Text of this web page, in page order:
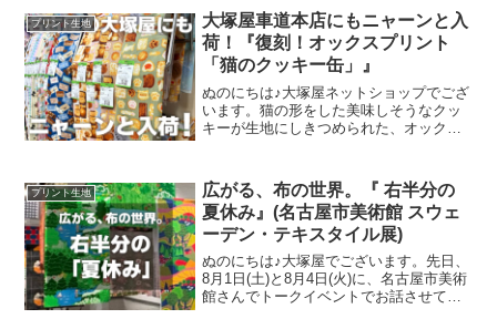
集ページよりご覧いただけます。＼
mingswi
プリント生地
大塚屋車道本店にもニャーンと入
荷！『復刻！オックスプリント
「猫のクッキー缶」』
ぬのにちは♪大塚屋ネットショップでござ
います。猫の形をした美味しそうなクッ
キーが生地にしきつめられた、オックス
した。ご予約をくださっていましたお客
様への発送が完了し、現
プリント生地
広がる、布の世界。『 右半分の
夏休み』(名古屋市美術館 スウェ
ーデン・テキスタイル展)
ぬのにちは♪大塚屋でございます。先日、
8月1日(土)と8月4日(火)に、名古屋市美術
館さんでトークイベントでお話させてい